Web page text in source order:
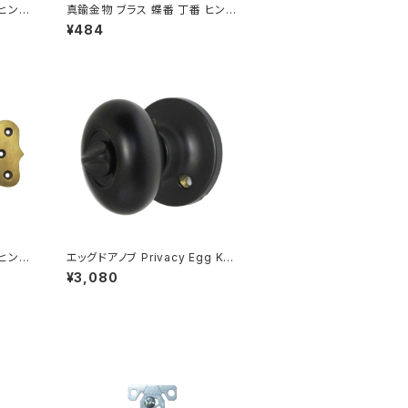
ンジ
真鍮金物 ブラス 蝶番 丁番 ヒンジ
V077
¥484
ンジ
エッグドアノブ Privacy Egg Kno
bset 簡易錠 マットブラック
¥3,080